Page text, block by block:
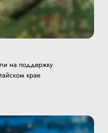
на поддержку
крае